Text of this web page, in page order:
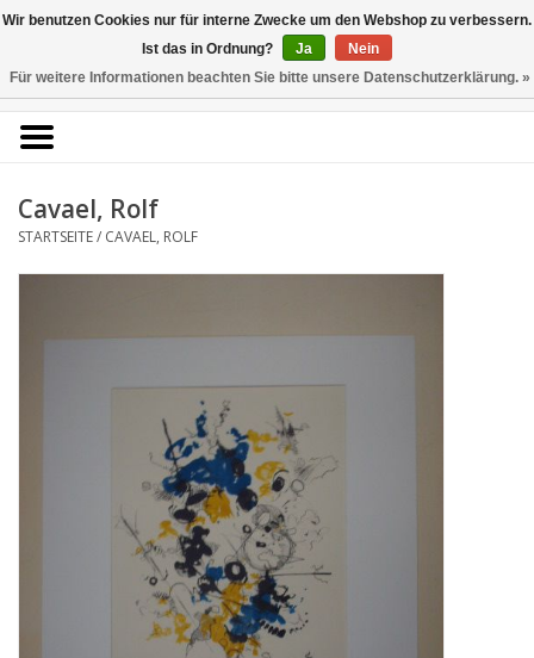
0 Artikel - €0,00
Kunstantiquariat
Rolf Brehmer
Portal für Grafik aus 5
Cavael, Rolf
STARTSEITE/ CAVAEL, ROLF
Wir benutzen Cookies nur für interne Zwecke um den Webshop zu verbessern.
Ist das in Ordnung?
Ja
Nein
Für weitere Informationen beachten Sie bitte unsere Datenschutzerklärung. »